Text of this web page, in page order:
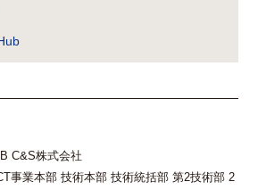
C&S株式会社
事業本部 技術本部 技術統括部 第2技術部 2